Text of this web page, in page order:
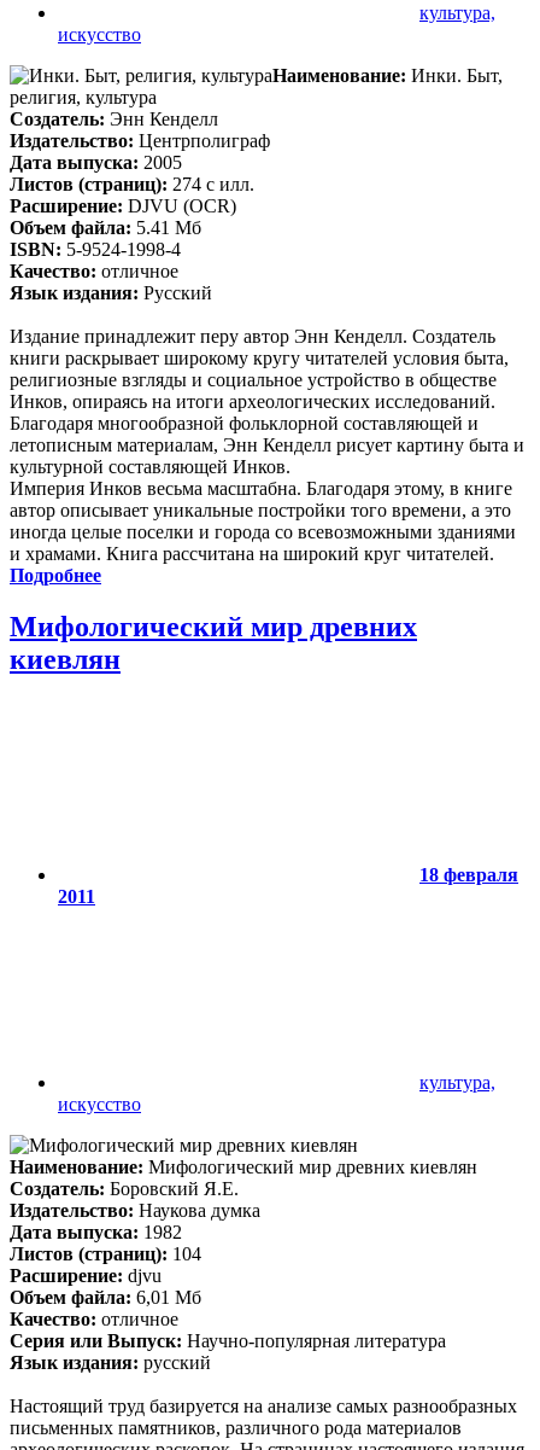
культура,
искусство
Наименование: Инки. Быт,
религия, культура
Создатель: Энн Кенделл
Издательство: Центрполиграф
Дата выпуска: 2005
Листов (страниц): 274 с илл.
Расширение: DJVU (OCR)
Объем файла: 5.41 Мб
ISBN: 5-9524-1998-4
Качество: отличное
Язык издания: Русский
Издание принадлежит перу автор Энн Кенделл. Создатель
книги раскрывает широкому кругу читателей условия быта,
религиозные взгляды и социальное устройство в обществе
Инков, опираясь на итоги археологических исследований.
Благодаря многообразной фольклорной составляющей и
летописным материалам, Энн Кенделл рисует картину быта и
культурной составляющей Инков.
Империя Инков весьма масштабна. Благодаря этому, в книге
автор описывает уникальные постройки того времени, а это
иногда целые поселки и города со всевозможными зданиями
и храмами. Книга рассчитана на широкий круг читателей.
Подробнее
Мифологический мир древних
киевлян
18 февраля
2011
культура,
искусство
Наименование: Мифологический мир древних киевлян
Создатель: Боровский Я.Е.
Издательство: Наукова думка
Дата выпуска: 1982
Листов (страниц): 104
Расширение: djvu
Объем файла: 6,01 Мб
Качество: отличное
Серия или Выпуск: Научно-популярная литература
Язык издания: русский
Настоящий труд базируется на анализе самых разнообразных
письменных памятников, различного рода материалов